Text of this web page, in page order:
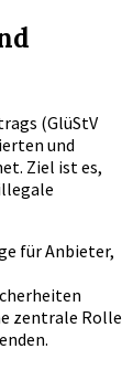
(GlüStV
und
Ziel ist es,
für Anbieter,
zentrale Rolle